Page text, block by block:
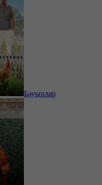
Бауырлар